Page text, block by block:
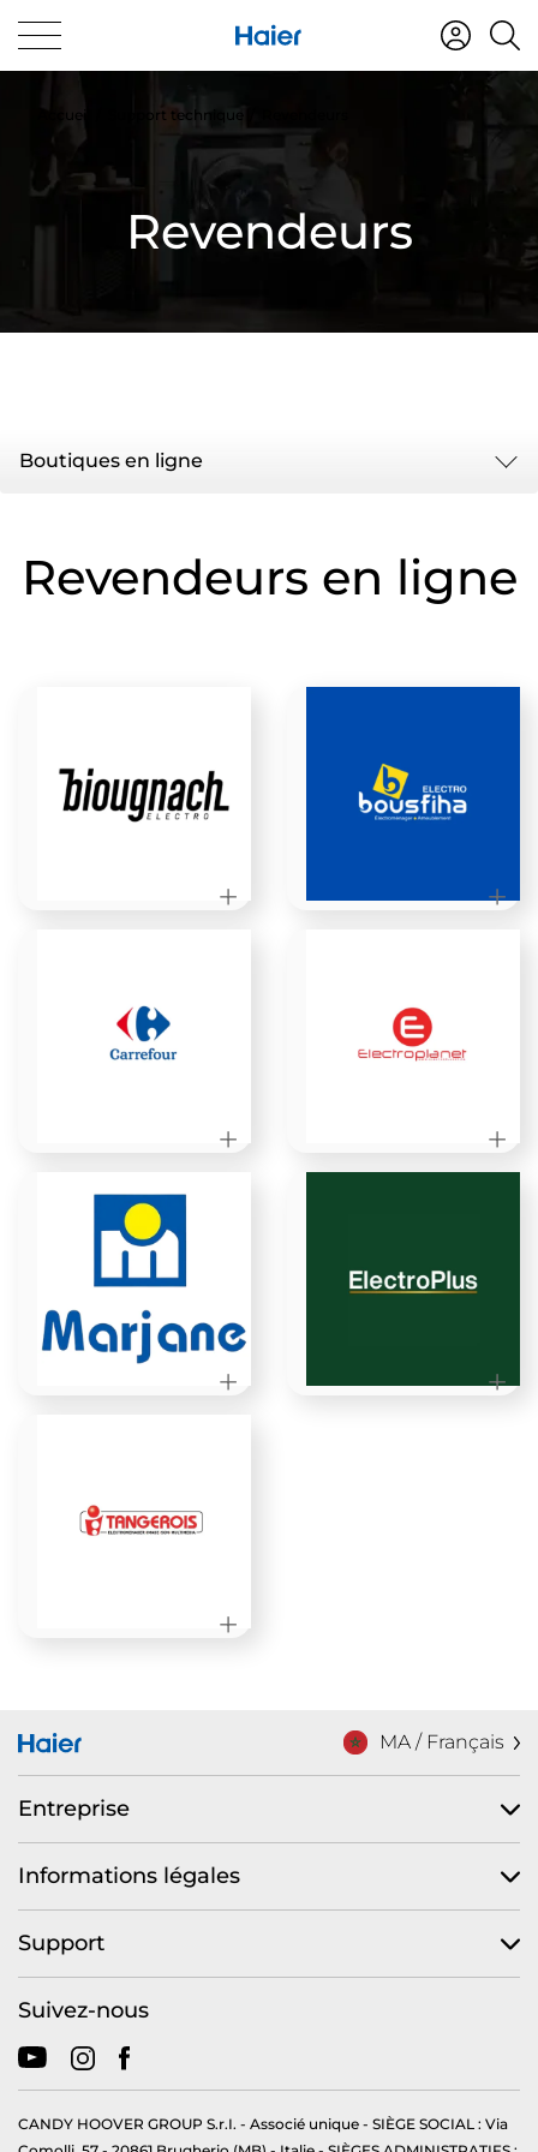
Accueil Support technique
Revendeurs
Boutiques en ligne
Revendeurs en ligne
MA / Français
Entreprise
Informations légales
Support
Suivez-nous
CANDY HOOVER GROUP S.r.I. - Associé unique - SIÈGE SOCIAL : Via